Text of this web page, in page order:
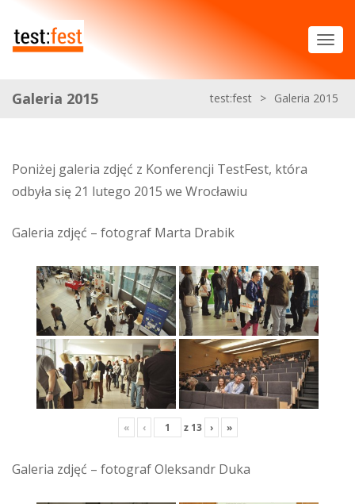
Galeria 2015 test:fest > Galeria 2015
Poniżej galeria zdjęć z Konferencji TestFest, która
odbyła się 21 lutego 2015 we Wrocławiu
Galeria zdjęć – fotograf Marta Drabik
« ‹ z 13 › »
Galeria zdjęć – fotograf Oleksandr Duka